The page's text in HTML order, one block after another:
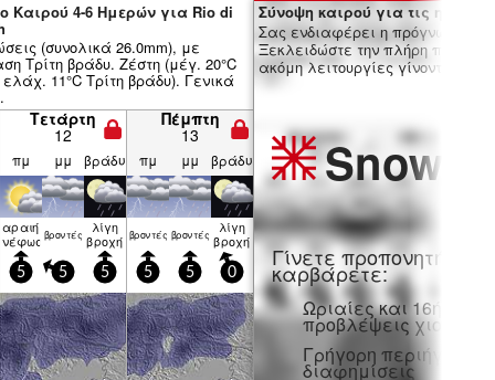
Καιρού 4-6 Ημερών για Rio di
(συνολικά 26.0mm), με
Τρίτη βράδυ. Ζέστη (μέγ. 20°C
11°C Τρίτη βράδυ). Γενικά
Τετάρτη
12
Πέμπτη
13
πμ μμ βράδυ πμ μμ βράδυ
αραιή
νέφωσηβρον­τές λίγη
βροχή βρον­τές βρον­τές λίγη
βροχή
5 5 5 5 5 0
Σύνοψη καιρού για τις ημέρες
Σας ενδιαφέρει η πρόγνωση 16
Ξεκλειδώστε την πλήρη
ακόμη λειτουργίες γίνοντας
Snow
Γίνετε προπονητή και
καρβάρετε:
Ωριαίες και
προβλέψεις χιονιού
Γρήγορη περιήγηση
διαφημίσεις